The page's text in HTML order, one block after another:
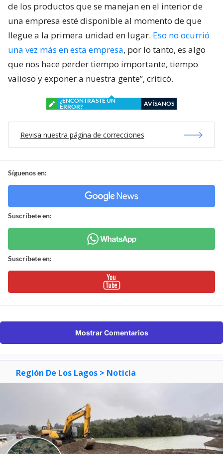
de los productos que se manejan en el interior de
una empresa esté disponible al momento de que
llegue a la primera unidad en lugar. Eso no ocurrió
una vez más en esta empresa, por lo tanto, es algo
que nos hace perder tiempo importante, tiempo
valioso y exponer a nuestra gente”, criticó.
¿ENCONTRASTE UN
ERROR?
AVÍSANOS
Revisa nuestra página de correcciones
Síguenos en:
Suscríbete en:
Suscríbete en:
Mostrar Comentarios
Región De Los Lagos > Noticia